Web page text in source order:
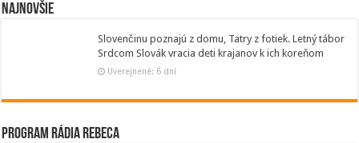
Najnovšie
Slovenčinu poznajú z domu, Tatry z fotiek. Letný tábor
Srdcom Slovák vracia deti krajanov k ich koreňom
Uverejnené: 6 dní
Program Rádia Rebeca